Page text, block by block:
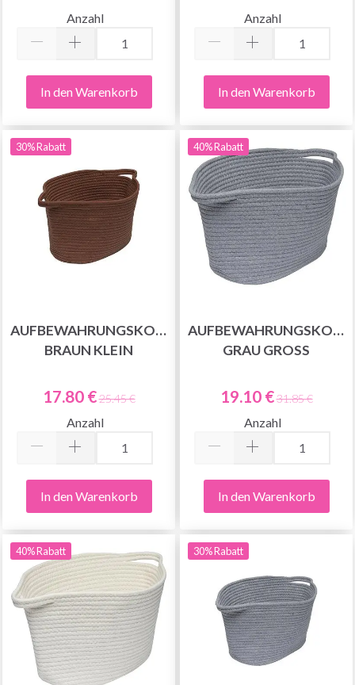
Anzahl
In den Warenkorb
Anzahl
In den Warenkorb
30% Rabatt
AUFBEWAHRUNGSKORB
BRAUN KLEIN
17.80 €25.45 €
Anzahl
In den Warenkorb
40% Rabatt
AUFBEWAHRUNGSKORB
GRAU GROSS
19.10 €31.85 €
Anzahl
In den Warenkorb
40% Rabatt 30% Rabatt